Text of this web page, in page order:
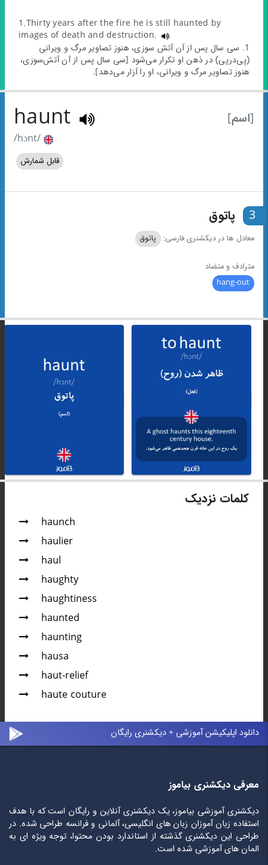
1.Thirty years after the fire he is still haunted by
images of death and destruction.
1. سی سال پس از آن آتش سوزی، هنوز تصاویر مرگ و ویرانی
(پی‌درپی) در ذهن او تکرار می‌شود [سی سال پس از آن آتش‌سوزی،
هنوز تصاویر مرگ و ویرانی، او را آزار می‌دهد].
[اسم] haunt
/hɔnt/
قابل شمارش
3 پاتوق
معادل ها در دیکشنری فارسی: پاتوق
مترادف و متضاد
hang-out
کلمات نزدیک
haunch
haulier
haul
haughty
haughtiness
haunted
haunting
hausa
haut-relief
haute couture
دانلود اپلیکیشن آموزشی + دیکشنری رایگان
معرفی دیکشنری بیاموز
دیکشنری آموزشی بیاموز، یک دیکشنری آنلاین و رایگان است که با هدف
استفاده زبان آموزان زبان های انگلیسی، آلمانی و فرانسه طراحی شده. در
طراحی این دیکشنری گذشته از استاندارد بودن محتوا، توجه ویژه ای به
المان های آموزشی شده است.